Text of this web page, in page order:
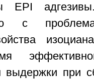
EPI
с
выдержки при